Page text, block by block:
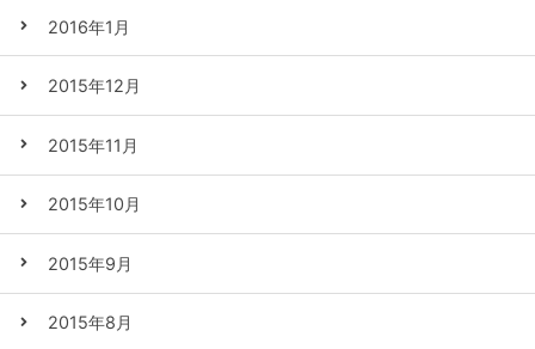
2016年1月
2015年12月
2015年11月
2015年10月
2015年9月
2015年8月